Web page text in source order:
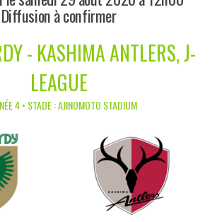
Diffusion à confirmer
- KASHIMA ANTLERS, J-
LEAGUE
4 • STADE : AJINOMOTO STADIUM